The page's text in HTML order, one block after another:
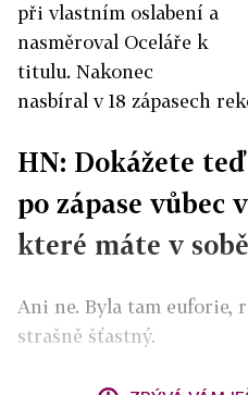
při vlastním oslabení a
nasměroval Oceláře k
titulu. Nakonec
nasbíral v 18 zápasech
HN: Dokážete
po zápase
které máte v
Ani ne. Byla tam euforie,
strašně šťastný.